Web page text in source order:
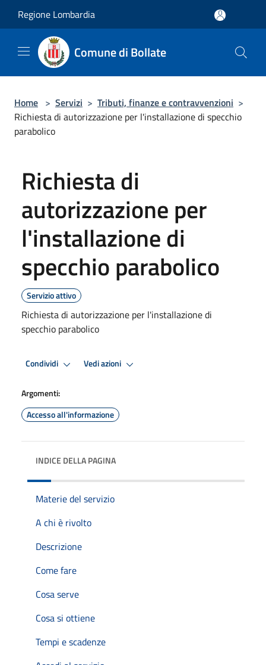
Regione Lombardia
Comune di Bollate
Home > Servizi > Tributi, finanze e contravvenzioni >
Richiesta di autorizzazione per l'installazione di specchio
parabolico
Richiesta di
autorizzazione per
l'installazione di
specchio parabolico
Servizio attivo
Richiesta di autorizzazione per l'installazione di
specchio parabolico
Condividi Vedi azioni
Argomenti:
Accesso all'informazione
INDICE DELLA PAGINA
Materie del servizio
A chi è rivolto
Descrizione
Come fare
Cosa serve
Cosa si ottiene
Tempi e scadenze